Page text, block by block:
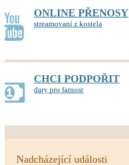
ONLINE PŘENOSY
streamovaní z kostela
CHCI PODPOŘIT
dary pro farnost
Nadcházející události